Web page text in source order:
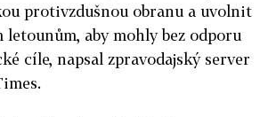
protivzdušnou obranu a uvolnit
letounům, aby mohly bez odporu
cíle, napsal zpravodajský server